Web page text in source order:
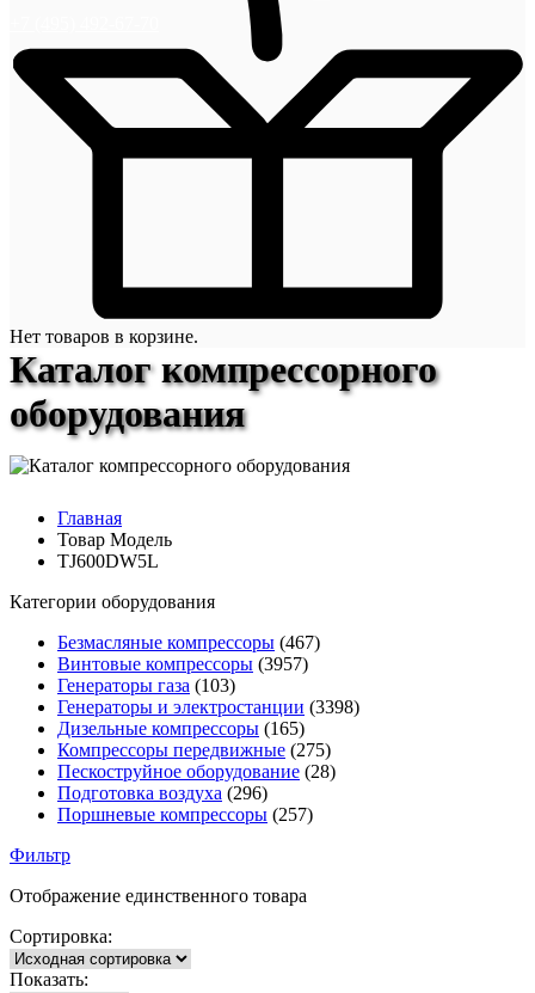
Нет товаров в корзине.
Каталог компрессорного
оборудования
Главная
Товар Модель
TJ600DW5L
Категории оборудования
Безмасляные компрессоры (467)
Винтовые компрессоры (3957)
Генераторы газа (103)
Генераторы и электростанции (3398)
Дизельные компрессоры (165)
Компрессоры передвижные (275)
Пескоструйное оборудование (28)
Подготовка воздуха (296)
Поршневые компрессоры (257)
Фильтр
Отображение единственного товара
Сортировка:
Показать: